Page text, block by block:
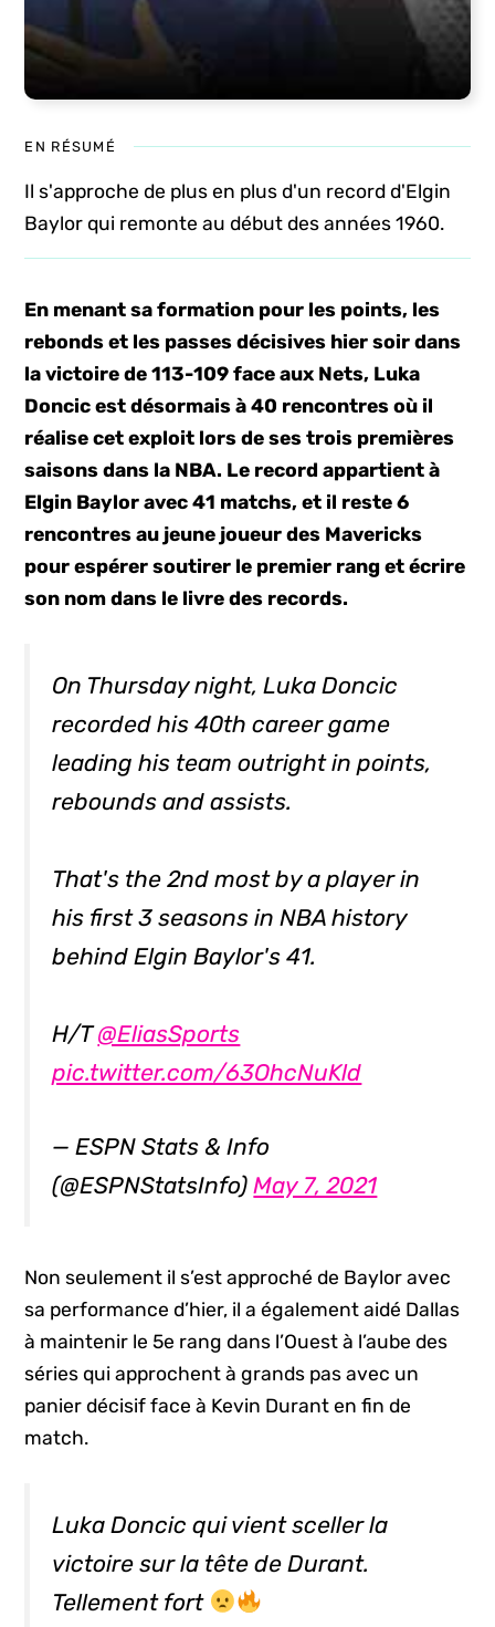
EN RÉSUMÉ
Il s'approche de plus en plus d'un record d'Elgin
Baylor qui remonte au début des années 1960.
En menant sa formation pour les points, les
rebonds et les passes décisives hier soir dans
la victoire de 113-109 face aux Nets, Luka
Doncic est désormais à 40 rencontres où il
réalise cet exploit lors de ses trois premières
saisons dans la NBA. Le record appartient à
Elgin Baylor avec 41 matchs, et il reste 6
rencontres au jeune joueur des Mavericks
pour espérer soutirer le premier rang et écrire
son nom dans le livre des records.
On Thursday night, Luka Doncic
recorded his 40th career game
leading his team outright in points,
rebounds and assists.
That's the 2nd most by a player in
his first 3 seasons in NBA history
behind Elgin Baylor's 41.
H/T@EliasSports
pic.twitter.com/63OhcNuKld
— ESPN Stats & Info
(@ESPNStatsInfo)May 7, 2021
Non seulement il s’est approché de Baylor avec
sa performance d’hier, il a également aidé Dallas
à maintenir le 5e rang dans l’Ouest à l’aube des
séries qui approchent à grands pas avec un
panier décisif face à Kevin Durant en fin de
match.
Luka Doncic qui vient sceller la
victoire sur la tête de Durant.
Tellement fort